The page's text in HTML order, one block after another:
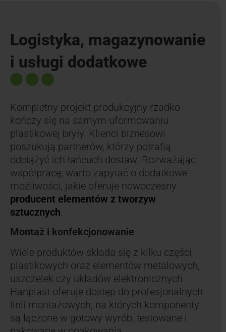
Logistyka, magazynowanie
i usługi dodatkowe
Kompletny projekt produkcyjny rzadko
kończy się na samym uformowaniu
plastikowej bryły. Klienci biznesowi
poszukują partnerów, którzy potrafią
odciążyć ich łańcuch dostaw. Rozważając
współpracę, warto zapytać o dodatkowe
możliwości, jakie oferuje nowoczesny
producent elementów z tworzyw
sztucznych
Montaż i konfekcjonowanie
Wiele produktów składa się z kilku części
plastikowych oraz elementów metalowych,
uszczelek czy układów elektronicznych.
Hanplast oferuje dostęp do profesjonalnych
linii montażowych, na których komponenty
są łączone w gotowy wyrób, testowane i